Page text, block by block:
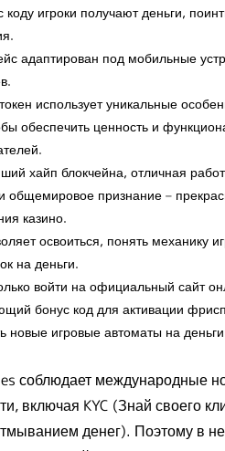
коду игроки получают деньги,
адаптирован под мобильные
использует уникальные
обеспечить ценность и
хайп блокчейна, отличная
общемировое признание –
казино.
освоиться, понять механику
на деньги.
войти на официальный сайт
бонус код для активации
новые игровые автоматы на
соблюдает международные
включая KYC (Знай своего
денег). Поэтому в